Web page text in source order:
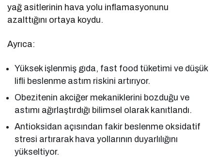
yağ asitlerinin hava yolu inflamasyonunu
azalttığını ortaya koydu.
Ayrıca:
Yüksek işlenmiş gıda, fast food tüketimi ve düşük
lifli beslenme astım riskini artırıyor.
Obezitenin akciğer mekaniklerini bozduğu ve
astımı ağırlaştırdığı bilimsel olarak kanıtlandı.
Antioksidan açısından fakir beslenme oksidatif
stresi artırarak hava yollarının duyarlılığını
yükseltiyor.